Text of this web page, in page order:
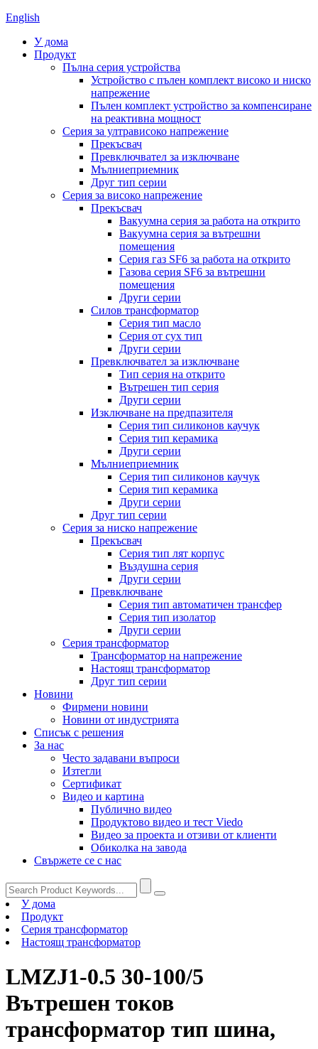
English
У дома
Продукт
Пълна серия устройства
Устройство с пълен комплект високо и ниско
напрежение
Пълен комплект устройство за компенсиране
на реактивна мощност
Серия за ултрависоко напрежение
Прекъсвач
Превключвател за изключване
Мълниеприемник
Друг тип серии
Серия за високо напрежение
Прекъсвач
Вакуумна серия за работа на открито
Вакуумна серия за вътрешни
помещения
Серия газ SF6 за работа на открито
Газова серия SF6 за вътрешни
помещения
Други серии
Силов трансформатор
Серия тип масло
Серия от сух тип
Други серии
Превключвател за изключване
Тип серия на открито
Вътрешен тип серия
Други серии
Изключване на предпазителя
Серия тип силиконов каучук
Серия тип керамика
Други серии
Мълниеприемник
Серия тип силиконов каучук
Серия тип керамика
Други серии
Друг тип серии
Серия за ниско напрежение
Прекъсвач
Серия тип лят корпус
Въздушна серия
Други серии
Превключване
Серия тип автоматичен трансфер
Серия тип изолатор
Други серии
Серия трансформатор
Трансформатор на напрежение
Настоящ трансформатор
Друг тип серии
Новини
Фирмени новини
Новини от индустрията
Списък с решения
За нас
Често задавани въпроси
Изтегли
Сертификат
Видео и картина
Публично видео
Продуктово видео и тест Viedo
Видео за проекта и отзиви от клиенти
Обиколка на завода
Свържете се с нас
У дома
Продукт
Серия трансформатор
Настоящ трансформатор
LMZJ1-0.5 30-100/5
Вътрешен токов
трансформатор тип шина,